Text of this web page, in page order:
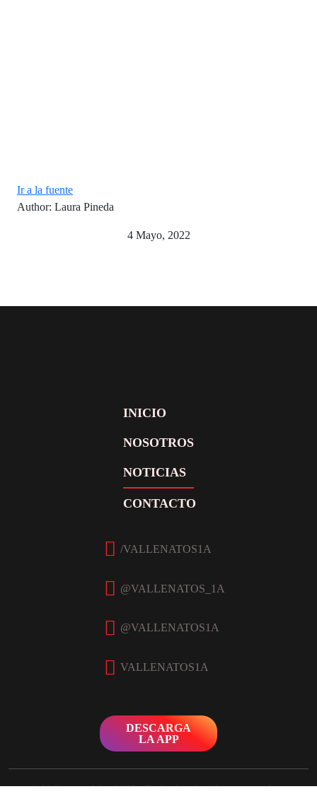
Ir a la fuente
Author: Laura Pineda
4 Mayo, 2022
INICIO
NOSOTROS
NOTICIAS
CONTACTO
DESCARGA
LA APP
© Vallenatos 1A - 2026 - Todos los derechos reservados -